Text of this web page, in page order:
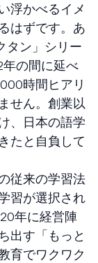
浮かべるイメ
はずです。あ
タン」シリー
の間に延べ
時間ヒアリ
せん。創業以
、日本の語学
たと自負して
従来の学習法
習が選択され
年に経営陣
出す「もっと
育でワクワク